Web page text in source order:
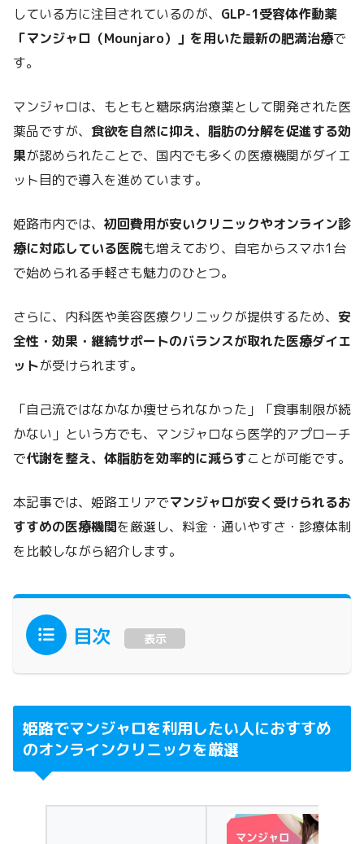
している方に注目されているのが、 GLP-1受容体作動薬
「マンジャロ（Mounjaro）」を用いた最新の肥満治療で
す。
マンジャロは、もともと糖尿病治療薬として開発された医
薬品ですが、 食欲を自然に抑え、脂肪の分解を促進する効
果が認められたことで、国内でも多くの医療機関がダイエ
ット目的で導入を進めています。
姫路市内では、 初回費用が安いクリニックやオンライン診
療に対応している医院も増えており、自宅からスマホ1台
で始められる手軽さも魅力のひとつ。
さらに、内科医や美容医療クリニックが提供するため、 安
全性・効果・継続サポートのバランスが取れた医療ダイエ
ットが受けられます。
「自己流ではなかなか痩せられなかった」「食事制限が続
かない」という方でも、マンジャロなら医学的アプローチ
で代謝を整え、体脂肪を効率的に減らすことが可能です。
本記事では、姫路エリアでマンジャロが安く受けられるお
すすめの医療機関を厳選し、料金・通いやすさ・診療体制
を比較しながら紹介します。
目次 表示
姫路でマンジャロを利用したい人におすすめ
のオンラインクリニックを厳選